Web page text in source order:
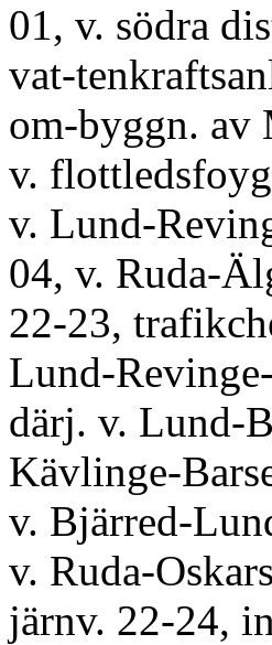
01, v. södra
vat-
om-byggn. av
v.
v. Lund-
04, v. Ruda-
22-23,
Lund-
därj. v. Lund-
Kävlinge-
v. Bjärred-
v. Ruda-
järnv. 22-24,